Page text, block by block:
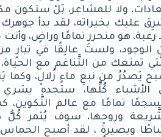
ولا للمشاعر، بَلْ ستكون
عليك بخيراته، لقد بدأ
رغبة، هو متحرر تمامًا وراضٍ،
الوجود، ولستَ عالِقًا في تيارٍ من
تمنعك من التَّناغم مع
يَصدُرُ من نبعِ ماءٍ زُلالٍ، وكما
الأشياء كُلِّها، ستجده
تمامًا مع عالم
وروحها، سوف يُثمر كُلُّ
وبصيرةً ، لقد أصبح